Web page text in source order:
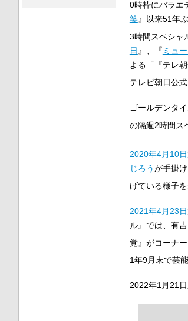
0時枠にバラエ
笑』以来51年
3時間スペシャ
日 』、『 ミュ
よる「『テレ
テレビ朝日公式
ゴールデンタ
の隔週2時間ス
2020年4月10日
じろうが手掛
げている様子
2021年4月23日
ル』では、有吉
党』がコーナ
1年9月末で芸
2022年1月21